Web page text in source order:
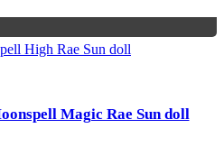
Magic Rae Sun doll